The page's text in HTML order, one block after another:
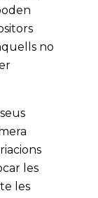
no
les
les